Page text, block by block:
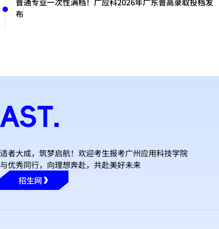
布
适者大成，筑梦启航！欢迎考生报考广州应用科技学院
与优秀同行，向理想奔赴，共赴美好未来
招生网